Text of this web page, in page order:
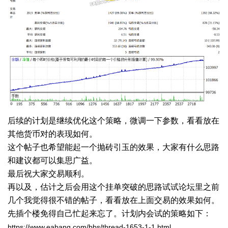
后续的计划是继续优化这个策略，微调一下参数，看看放在
其他货币对的表现如何。
这个帖子也希望能起一个抛砖引玉的效果，大家有什么思路
和建议都可以集思广益。
最后祝大家交易顺利。
再以及，估计之后会用这个挂单突破的思路试试论坛里之前
几个我觉得很不错的帖子，看看放在上面交易的效果如何。
先插个楼免得自己忙起来忘了。计划内会试的策略如下：